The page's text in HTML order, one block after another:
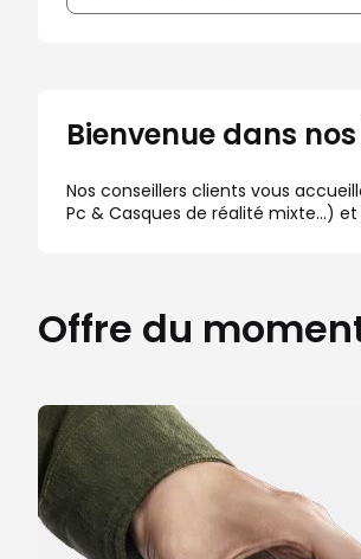
Bienvenue dans
Nos conseillers clients vous
Pc & Casques de réalité mixte…)
Offre du